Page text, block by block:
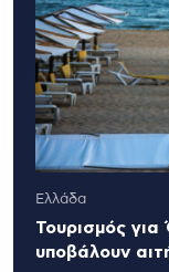
Ελλάδα
Τουρισμός
υποβάλουν